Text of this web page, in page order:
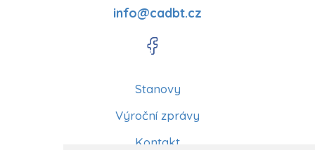
info@cadbt.cz
Stanovy
Výroční zprávy
Kontakt